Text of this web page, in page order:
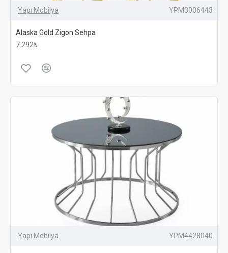
Yapı Mobilya YPM3006443
Alaska Gold Zigon Sehpa
7.292₺
Yapı Mobilya YPM4428040